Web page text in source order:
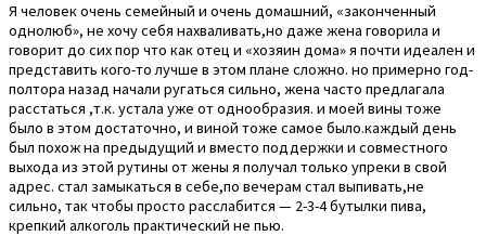
Я человек очень семейный и очень домашний, «законченный
однолюб», не хочу себя нахваливать,но даже жена говорила и
говорит до сих пор что как отец и «хозяин дома» я почти идеален и
представить кого-то лучше в этом плане сложно. но примерно год-
полтора назад начали ругаться сильно, жена часто предлагала
расстаться ,т.к. устала уже от однообразия. и моей вины тоже
было в этом достаточно, и виной тоже самое было.каждый день
был похож на предыдущий и вместо поддержки и совместного
выхода из этой рутины от жены я получал только упреки в свой
адрес. стал замыкаться в себе,по вечерам стал выпивать,не
сильно, так чтобы просто расслабится — 2-3-4 бутылки пива,
крепкий алкоголь практический не пью.